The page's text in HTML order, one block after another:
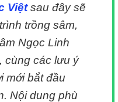
Việtsau đây sẽ
trồng sâm,
Ngọc Linh
cùng các lưu ý
mới bắt đầu
Nội dung phù